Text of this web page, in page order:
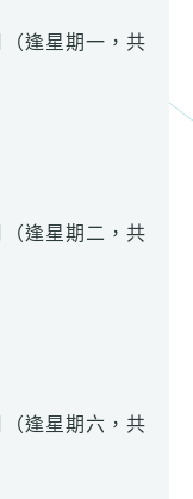
逢星期一，共
逢星期二，共
逢星期六，共